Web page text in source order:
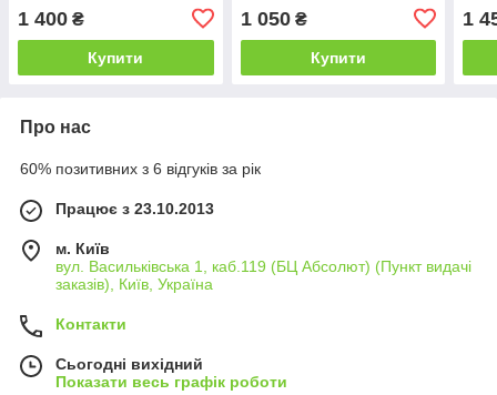
1 400 ₴
Купити
1 050₴
Купити
1
Про нас
60% позитивних з 6 відгуків за рік
Працює з 23.10.2013
м. Київ
вул. Васильківська 1, каб.119 (БЦ Абсолют) (Пункт видачі
заказів), Київ, Україна
Контакти
Сьогодні вихідний
Показати весь графік роботи